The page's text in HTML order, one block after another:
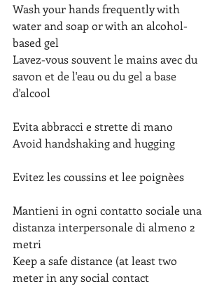
Wash your hands frequently with
water and soap or with an alcohol-
based gel
Lavez-vous souvent le mains avec du
savon et de l'eau ou du gel a base
d'alcool
Evita abbracci e strette di mano
Avoid handshaking and hugging
Evitez les coussins et lee poignèes
Mantieni in ogni contatto sociale una
distanza interpersonale di almeno 2
metri
Keep a safe distance (at least two
meter in any social contact